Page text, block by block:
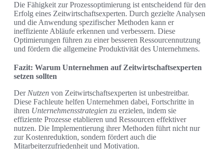
Die Fähigkeit zur Prozessoptimierung ist entscheidend für den
Erfolg eines Zeitwirtschaftsexperten. Durch gezielte Analysen
und die Anwendung spezifischer Methoden kann er
ineffiziente Abläufe erkennen und verbessern. Diese
Optimierungen führen zu einer besseren Ressourcennutzung
und fördern die allgemeine Produktivität des Unternehmens.
Fazit: Warum Unternehmen auf Zeitwirtschaftsexperten
setzen sollten
Der Nutzen von Zeitwirtschaftsexperten ist unbestreitbar.
Diese Fachleute helfen Unternehmen dabei, Fortschritte in
ihren Unternehmensstrategien zu erzielen, indem sie
effiziente Prozesse etablieren und Ressourcen effektiver
nutzen. Die Implementierung ihrer Methoden führt nicht nur
zur Kostenreduktion, sondern fördert auch die
Mitarbeiterzufriedenheit und Motivation.